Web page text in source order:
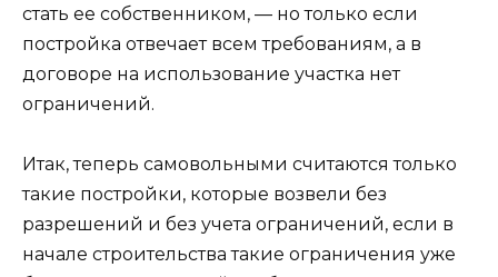
стать ее собственником, — но только если
постройка отвечает всем требованиям, а в
договоре на использование участка нет
ограничений.
Итак, теперь самовольными считаются только
такие постройки, которые возвели без
разрешений и без учета ограничений, если в
начале строительства такие ограничения уже